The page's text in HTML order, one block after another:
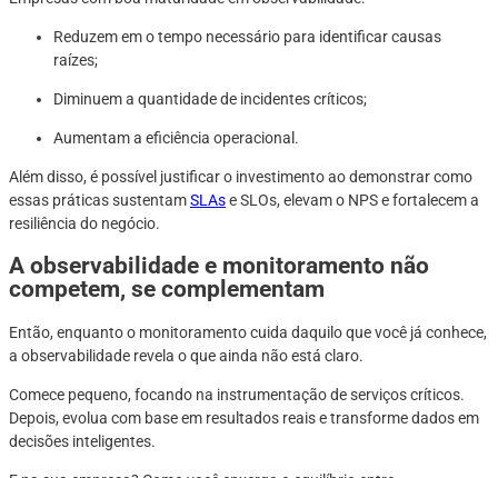
Reduzem em o tempo necessário para identificar causas
raízes;
Diminuem a quantidade de incidentes críticos;
Aumentam a eficiência operacional.
Além disso, é possível justificar o investimento ao demonstrar como
essas práticas sustentamSLAse SLOs, elevam o NPS e fortalecem a
resiliência do negócio.
A observabilidade e monitoramento não
competem, se complementam
Então, enquanto o monitoramento cuida daquilo que você já conhece,
a observabilidade revela o que ainda não está claro.
Comece pequeno, focando na instrumentação de serviços críticos.
Depois, evolua com base em resultados reais e transforme dados em
decisões inteligentes.